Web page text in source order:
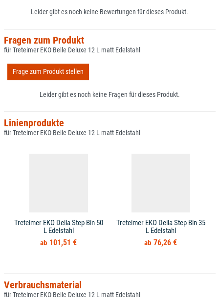
Leider gibt es noch keine Bewertungen für dieses Produkt.
Fragen zum Produkt
für Treteimer EKO Belle Deluxe 12 L matt Edelstahl
Frage zum Produkt stellen
Leider gibt es noch keine Fragen für dieses Produkt.
Linienprodukte
für Treteimer EKO Belle Deluxe 12 L matt Edelstahl
Treteimer EKO Della Step Bin 50
L Edelstahl
101,51 €
Treteimer EKO Della Step Bin 35
L Edelstahl
76,26 €
Verbrauchsmaterial
für Treteimer EKO Belle Deluxe 12 L matt Edelstahl